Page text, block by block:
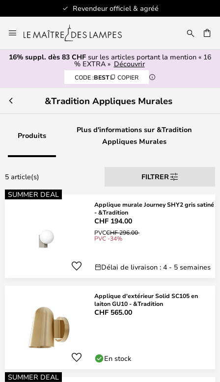
Revendeur officiel & agréé
au
contenu
16% suppl. dès 83 CHF sur les articles portant la mention « 16
% EXTRA » Découvrir
CODE :BEST COPIER
&Tradition Appliques Murales
Produits
Plus d'informations sur &Tradition
Appliques Murales
5 article(s)
FILTRER
SUMMER DEAL
Applique murale Journey SHY2 gris satiné
- &Tradition
CHF 194.00
PVCCHF 296.00
PVC -34%
Délai de livraison : 4 - 5 semaines
Applique d'extérieur Solid SC105 en
laiton GU10 - &Tradition
CHF 565.00
En stock
SUMMER DEAL